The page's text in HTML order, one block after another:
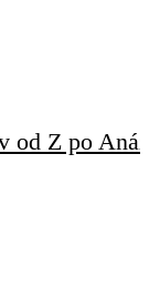
od Z po A